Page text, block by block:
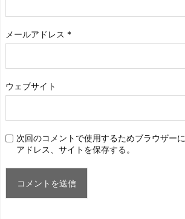
メールアドレス *
ウェブサイト
次回のコメントで使用するためブラウザー
アドレス、サイトを保存する。